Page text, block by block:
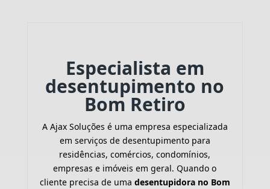
Especialista em
desentupimento no
Bom Retiro
A Ajax Soluções é uma empresa especializada
em serviços de desentupimento para
residências, comércios, condomínios,
empresas e imóveis em geral. Quando o
cliente precisa de uma desentupidora no Bom